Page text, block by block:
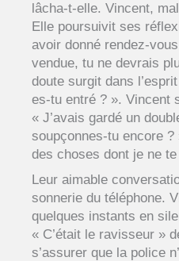
lâcha-t-elle. Vincent,
Elle poursuivit ses
avoir donné rendez-
vendue, tu ne devrais
doute surgit dans
es-tu entré ? ». Vincent
« J’avais gardé un
soupçonnes-tu encore
des choses dont je ne
Leur aimable
sonnerie du téléphone.
quelques instants en
« C’était le ravisseur »
s’assurer que la police